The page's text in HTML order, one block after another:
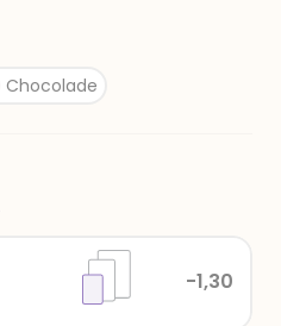
Chocolade
-1,30